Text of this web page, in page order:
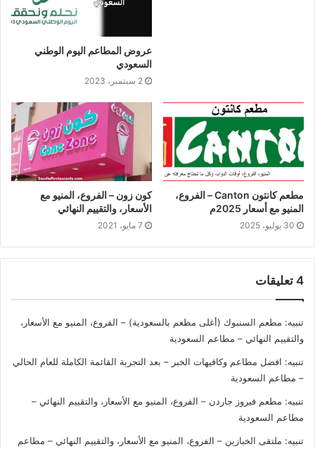
عروض المطاعم اليوم الوطني
السعودي
2 سبتمبر، 2023
مطعم كانتون Canton – الفروع،
المنيو مع أسعار 2025م
30 يوليو، 2025
كون زون – الفروع، المنيو مع
الأسعار، والتقييم النهائي
7 مايو، 2021
‫4 تعليقات
تنبيه: مطعم السنبوك (أغلى مطعم بالسعودية) – الفروع، المنيو مع الأسعار،
والتقييم النهائي – مطاعم السعودية
تنبيه: افضل مطاعم وكافيهات الخبر – بعد التجربة القائمة الكاملة للعام الحالي
– مطاعم السعودية
تنبيه: مطعم فيروز جاردن – الفروع، المنيو مع الأسعار، والتقييم النهائي –
مطاعم السعودية
تنبيه: ملتقى الخبازين – الفروع، المنيو مع الأسعار، والتقييم النهائي – مطاعم